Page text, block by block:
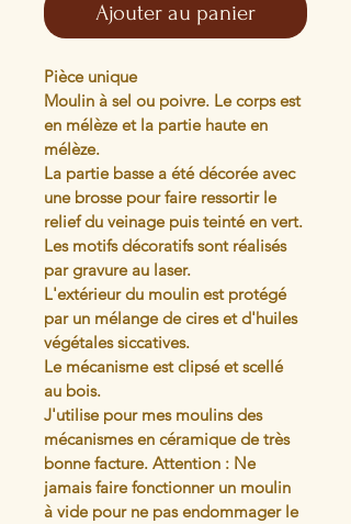
Ajouter au panier
Pièce unique
Moulin à sel ou poivre. Le corps est
en mélèze et la partie haute en
mélèze.
La partie basse a été décorée avec
une brosse pour faire ressortir le
relief du veinage puis teinté en vert.
Les motifs décoratifs sont réalisés
par gravure au laser.
L'extérieur du moulin est protégé
par un mélange de cires et d'huiles
végétales siccatives.
Le mécanisme est clipsé et scellé
au bois.
J'utilise pour mes moulins des
mécanismes en céramique de très
bonne facture. Attention : Ne
jamais faire fonctionner un moulin
à vide pour ne pas endommager le